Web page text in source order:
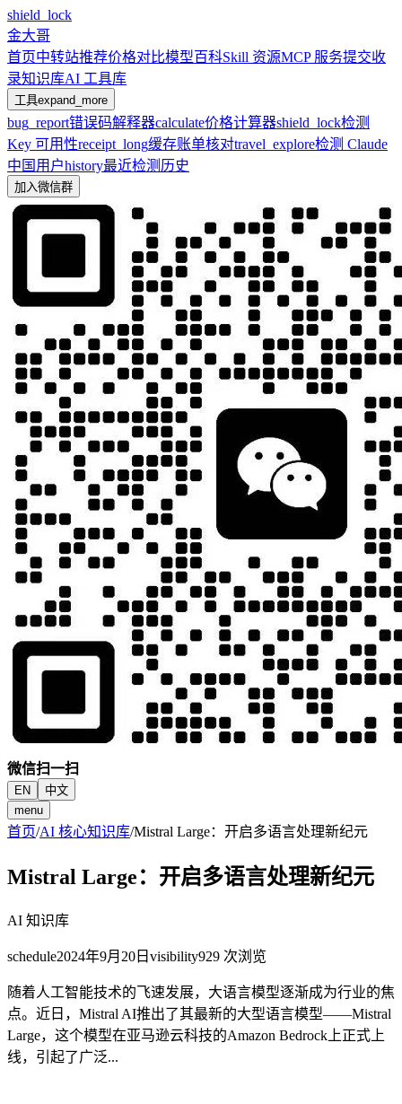
shield_lock
金大哥
首页中转站推荐价格对比模型百科Skill 资源MCP 服务提交收
录知识库AI 工具库
工具expand_more
bug_report错误码解释器calculate价格计算器shield_lock检测
Key 可用性receipt_long缓存账单核对travel_explore检测 Claude
中国用户history最近检测历史
加入微信群
微信扫一扫
EN
中文
menu
首页/AI 核心知识库/Mistral Large：开启多语言处理新纪元
Mistral Large：开启多语言处理新纪元
AI 知识库
schedule2024年9月20日 visibility929 次浏览
随着人工智能技术的飞速发展，大语言模型逐渐成为行业的焦
点。近日，Mistral AI推出了其最新的大型语言模型——Mistral
Large，这个模型在亚马逊云科技的Amazon Bedrock上正式上
线，引起了广泛...